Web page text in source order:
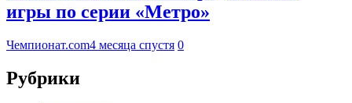
игры по серии «Метро»
Чемпионат.com4 месяца спустя 0
Рубрики